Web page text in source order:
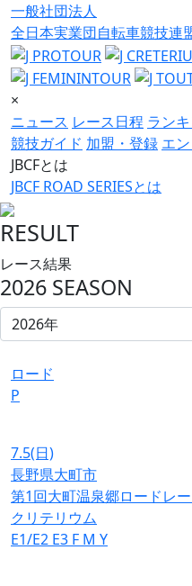
一般社団法人
全日本実業団自転車競技連
×
ニュース レース日程 ラン
競技ガイド 加盟・登録 エ
JBCFとは
JBCF ROAD SERIESとは
RESULT
レース結果
2026 SEASON
ロード
P
7.5(日)
長野県大町市
第1回大町温泉郷ロードレ
クリテリウム
E1/E2 E3 F M Y